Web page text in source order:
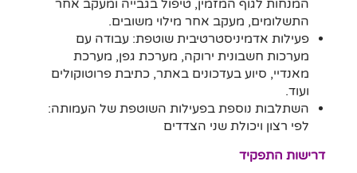
המנחות לגוף המזמין, טיפול בגבייה ומעקב אחר
התשלומים, מעקב אחר מילוי משובים.
פעילות אדמיניסטרטיבית שוטפת: עבודה עם
מערכות חשבונית ירוקה, מערכת גפן, מערכת
מאנדיי, סיוע בעדכונים באתר, כתיבת פרוטוקולים
ועוד.
השתלבות נוספת בפעילות השוטפת של העמותה:
לפי רצון ויכולת שני הצדדים
דרישות התפקיד